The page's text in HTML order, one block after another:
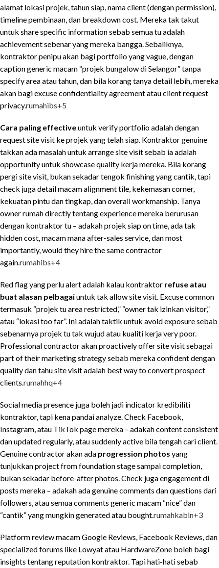
alamat lokasi projek, tahun siap, nama client (dengan permission),
timeline pembinaan, dan breakdown cost. Mereka tak takut
untuk share specific information sebab semua tu adalah
achievement sebenar yang mereka bangga. Sebaliknya,
kontraktor penipu akan bagi portfolio yang vague, dengan
caption generic macam “projek bungalow di Selangor” tanpa
specify area atau tahun, dan bila korang tanya detail lebih, mereka
akan bagi excuse confidentiality agreement atau client request
privacy.rumahibs+5
Cara paling effectiveuntuk verify portfolio adalah dengan
request site visit ke projek yang telah siap. Kontraktor genuine
takkan ada masalah untuk arrange site visit sebab ia adalah
opportunity untuk showcase quality kerja mereka. Bila korang
pergi site visit, bukan sekadar tengok finishing yang cantik, tapi
check juga detail macam alignment tile, kekemasan corner,
kekuatan pintu dan tingkap, dan overall workmanship. Tanya
owner rumah directly tentang experience mereka berurusan
dengan kontraktor tu – adakah projek siap on time, ada tak
hidden cost, macam mana after-sales service, dan most
importantly, would they hire the same contractor
again.rumahibs+4
Red flag yang perlu alert adalah kalau kontraktor refuse atau
buat alasan pelbagaiuntuk tak allow site visit. Excuse common
termasuk “projek tu area restricted,” “owner tak izinkan visitor,”
atau “lokasi too far”. Ini adalah taktik untuk avoid exposure sebab
sebenarnya projek tu tak wujud atau kualiti kerja very poor.
Professional contractor akan proactively offer site visit sebagai
part of their marketing strategy sebab mereka confident dengan
quality dan tahu site visit adalah best way to convert prospect
clients.rumahhq+4
Social media presence juga boleh jadi indicator kredibiliti
kontraktor, tapi kena pandai analyze. Check Facebook,
Instagram, atau TikTok page mereka – adakah content consistent
dan updated regularly, atau suddenly active bila tengah cari client.
Genuine contractor akan ada progression photos yang
tunjukkan project from foundation stage sampai completion,
bukan sekadar before-after photos. Check juga engagement di
posts mereka – adakah ada genuine comments dan questions dari
followers, atau semua comments generic macam “nice” dan
“cantik” yang mungkin generated atau bought.rumahkabin+3
Platform review macam Google Reviews, Facebook Reviews, dan
specialized forums like Lowyat atau HardwareZone boleh bagi
insights tentang reputation kontraktor. Tapi hati-hati sebab